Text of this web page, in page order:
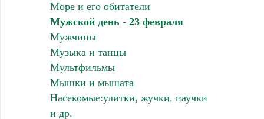
Море и его обитатели
Мужской день - 23 февраля
Мужчины
Музыка и танцы
Мультфильмы
Мышки и мышата
Насекомые:улитки, жучки, паучки
и др.